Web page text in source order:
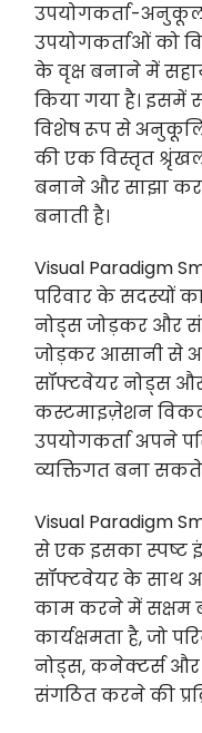
उपयोगकर्ता-
उपयोगकर्ताओं को
के वृक्ष बनाने में
किया गया है।
विशेष रूप से
की एक विस्तृत
बनाने और साझा
बनाती है।
Visual Paradigm
परिवार के सदस्यों
नोड्स जोड़कर और
जोड़कर आसानी से
सॉफ्टवेयर नोड्स
कस्टमाइज़ेशन
उपयोगकर्ता अपने
व्यक्तिगत बना सकते
Visual Paradigm
से एक इसका स्पष्ट
सॉफ्टवेयर के साथ
काम करने में सक्षम
कार्यक्षमता है, जो
नोड्स, कनेक्टर्स और
संगठित करने की